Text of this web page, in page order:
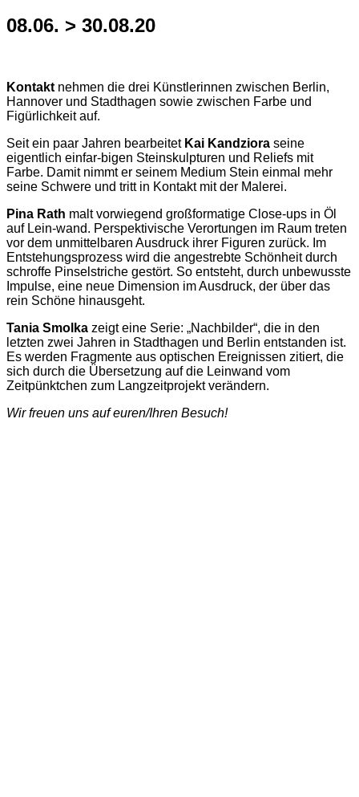
08.06. > 30.08.20
Kontakt nehmen die drei Künstlerinnen zwischen Berlin,
Hannover und Stadthagen sowie zwischen Farbe und
Figürlichkeit auf.
Seit ein paar Jahren bearbeitet Kai Kandziora seine
eigentlich einfar-bigen Steinskulpturen und Reliefs mit
Farbe. Damit nimmt er seinem Medium Stein einmal mehr
seine Schwere und tritt in Kontakt mit der Malerei.
Pina Rath malt vorwiegend großformatige Close-ups in Öl
auf Lein-wand. Perspektivische Verortungen im Raum treten
vor dem unmittelbaren Ausdruck ihrer Figuren zurück. Im
Entstehungsprozess wird die angestrebte Schönheit durch
schroffe Pinselstriche gestört. So entsteht, durch unbewusste
Impulse, eine neue Dimension im Ausdruck, der über das
rein Schöne hinausgeht.
Tania Smolka zeigt eine Serie: „Nachbilder“, die in den
letzten zwei Jahren in Stadthagen und Berlin entstanden ist.
Es werden Fragmente aus optischen Ereignissen zitiert, die
sich durch die Übersetzung auf die Leinwand vom
Zeitpünktchen zum Langzeitprojekt verändern.
Wir freuen uns auf euren/Ihren Besuch!